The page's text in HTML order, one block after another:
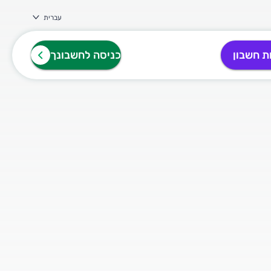
עברית
חשבון כניסה לחשבונך